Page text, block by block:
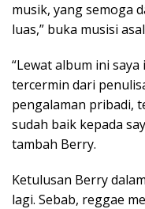
musik, yang semoga
luas,” buka musisi
“Lewat album ini
tercermin dari
pengalaman pribadi,
sudah baik kepada
tambah Berry.
Ketulusan Berry
lagi. Sebab, reggae